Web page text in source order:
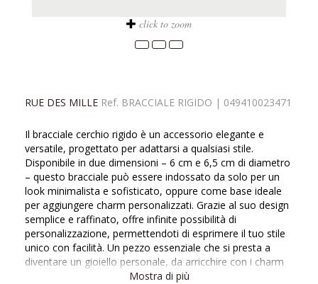
click to zoom
RUE DES MILLE Ref. BRACCIALE RIGIDO | 049410023471
Il bracciale cerchio rigido è un accessorio elegante e
versatile, progettato per adattarsi a qualsiasi stile.
Disponibile in due dimensioni – 6 cm e 6,5 cm di diametro
– questo bracciale può essere indossato da solo per un
look minimalista e sofisticato, oppure come base ideale
per aggiungere charm personalizzati. Grazie al suo design
semplice e raffinato, offre infinite possibilità di
personalizzazione, permettendoti di esprimere il tuo stile
unico con facilità. Un pezzo essenziale che si presta a
diventare un gioiello personale, da arricchire con i charm
che meglio riflettono la tua personalità.
Mostra di più